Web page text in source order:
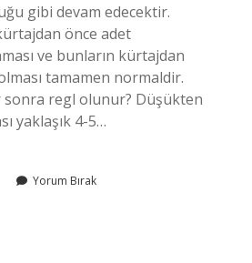
gibi devam edecektir.
önce adet
ve bunların kürtajdan
tamamen normaldir.
regl olunur? Düşükten
yaklaşık 4-5…
Yorum Bırak